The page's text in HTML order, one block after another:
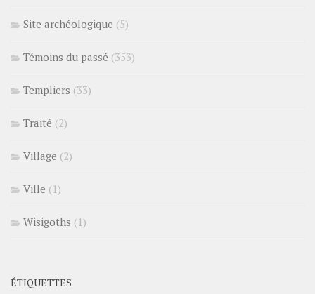
Site archéologique (5)
Témoins du passé (353)
Templiers (33)
Traité (2)
Village (2)
Ville (1)
Wisigoths (1)
ÉTIQUETTES